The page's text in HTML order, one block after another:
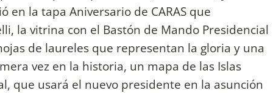
en la tapa Aniversario de CARAS que
la vitrina con el Bastón de Mando Presidencial
de laureles que representan la gloria y una
vez en la historia, un mapa de las Islas
que usará el nuevo presidente en la asunción